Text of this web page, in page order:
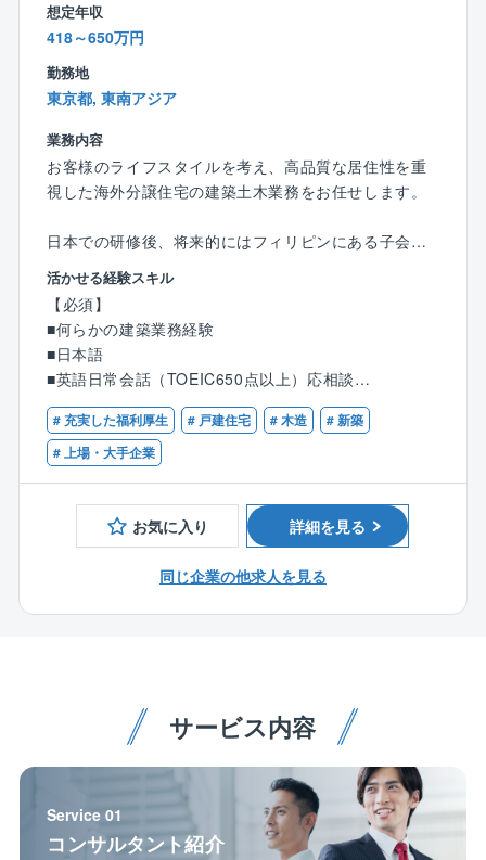
想定年収
418～650万円
勤務地
東京都, 東南アジア
業務内容
お客様のライフスタイルを考え、高品質な居住性を重
視した海外分譲住宅の建築土木業務をお任せします。
日本での研修後、将来的にはフィリピンにある子会社
(Toei Solutions Corporation）で建築土木技術者とし
てご活躍いただきたいと思います。
住宅建築施工管理
住宅造成、土木工事管理
フィリピン現地法人で働くスタッフの業務マネジメン
ト（他の管理職と協力して行います）
フィリピン事業全般の業務管理
PC環境維持管理（セットアップ、不具合発生時の対応
など）
その他上記に付随する業務全般
常時20～30案件を並行して手掛けます。分譲住宅が中
心ですが、1棟1棟コンセプトに基づいた設計を行って
おります。数をこなすだけでなく、確実にスキルを磨
くことができます。
安心、安全な住宅にお住まいいただける技術職として
自信を持って住宅建築環境づくりに専念できます。
【Toei Solutions Corporation】
東栄ソリューションズ株式会社は、日本での経験と知
見をフィリピン市場に応用し、リーズナブルな価格な
活かせる経験スキル
【必須】
■何らかの建築業務経験
■日本語
■英語日常会話（TOEIC650点以上）応相談
■ワード、エクセルができる方
■普通自動車免許
【歓迎】
■住宅建築施工管理、造成、土木工事が2年以上ある
■TOEIC750点以上、タガログ語
■一、二級建築士、1、2級建築施工管理技士 1級土木
# 充実した福利厚生 # 戸建住宅 # 木造
# 新築
# 上場・大手企業
お気に入り 詳細を見る
同じ企業の他求人を見る
サービス内容
Service 01
コンサルタント紹介